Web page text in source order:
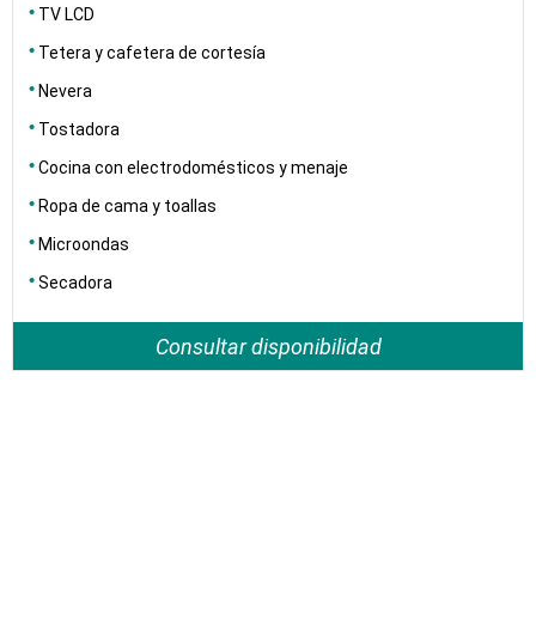
TV LCD
Tetera y cafetera de cortesía
Nevera
Tostadora
Cocina con electrodomésticos y menaje
Ropa de cama y toallas
Microondas
Secadora
Consultar disponibilidad